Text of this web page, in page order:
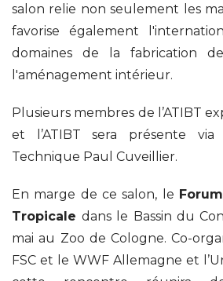
salon relie non seulement les
favorise également
domaines de la fabrication
l'aménagement intérieur.
Plusieurs membres de l’ATIBT
et l’ATIBT sera présente via
Technique Paul Cuveillier.
En marge de ce salon, le
Tropicaledans le Bassin du
mai au Zoo de Cologne. Co-
FSC et le WWF Allemagne et